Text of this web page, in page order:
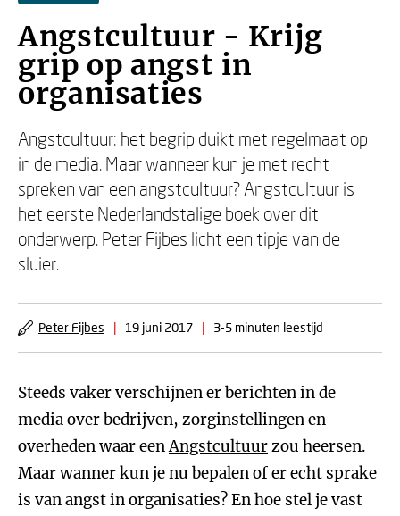
Angstcultuur - Krijg
grip op angst in
organisaties
Angstcultuur: het begrip duikt met regelmaat op
in de media. Maar wanneer kun je met recht
spreken van een angstcultuur? Angstcultuur is
het eerste Nederlandstalige boek over dit
onderwerp. Peter Fijbes licht een tipje van de
sluier.
Peter Fijbes | 19 juni 2017 | 3-5 minuten leestijd
Steeds vaker verschijnen er berichten in de
media over bedrijven, zorginstellingen en
overheden waar eenAngstcultuurzou heersen.
Maar wanner kun je nu bepalen of er echt sprake
is van angst in organisaties? En hoe stel je vast